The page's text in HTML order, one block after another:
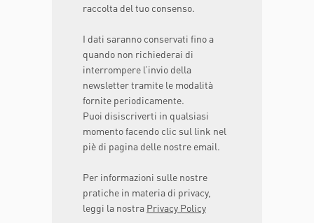
raccolta del tuo consenso.
I dati saranno conservati fino a
quando non richiederai di
interrompere l’invio della
newsletter tramite le modalità
fornite periodicamente.
Puoi disiscriverti in qualsiasi
momento facendo clic sul link nel
piè di pagina delle nostre email.
Per informazioni sulle nostre
pratiche in materia di privacy,
leggi la nostra Privacy Policy